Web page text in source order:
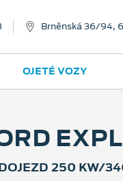
Brněnská 36/94,
OJETÉ VOZY
250 KW/